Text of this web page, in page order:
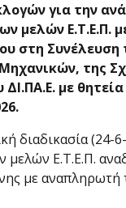
για την
μελών Ε.Τ.Ε.Π.
στη Συνέλευση
της
με
διαδικασία (24-
Ε.Τ.Ε.Π.
με